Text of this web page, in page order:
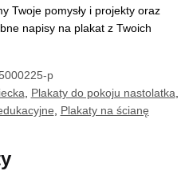
Twoje pomysły i projekty oraz
napisy na plakat z Twoich
p
Plakaty do pokoju nastolatka
Plakaty na ścianę